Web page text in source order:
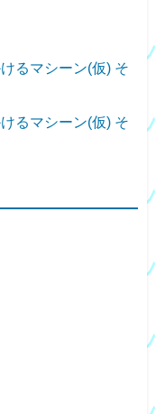
るマシーン(仮) そ
るマシーン(仮) そ